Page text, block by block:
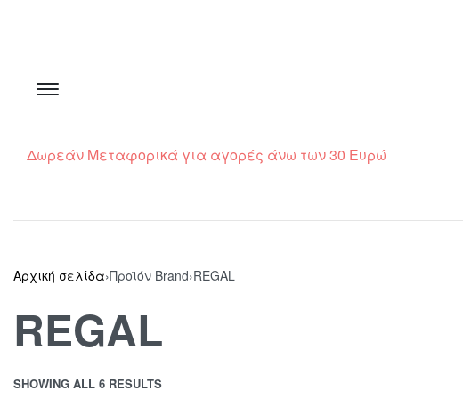
Δωρεάν Μεταφορικά για αγορές άνω των 30 Ευρώ
Αρχική σελίδα›Προϊόν Brand›REGAL
REGAL
SHOWING ALL 6 RESULTS